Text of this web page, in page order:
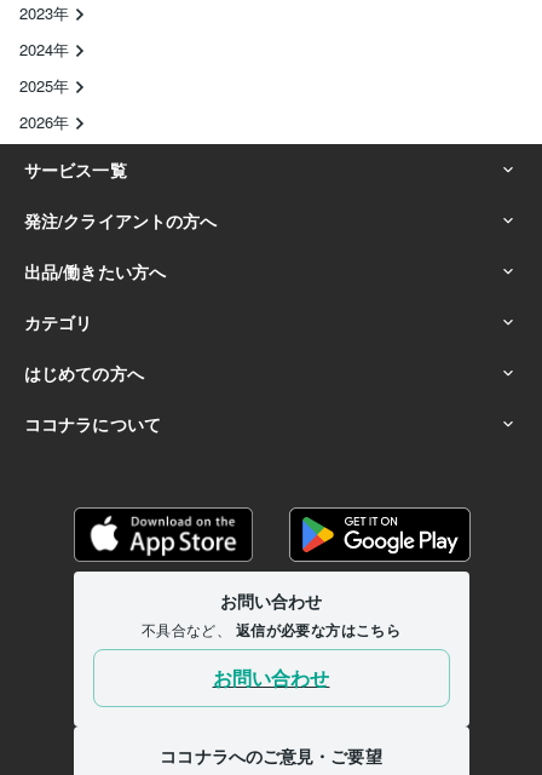
2023年
2024年
2025年
2026年